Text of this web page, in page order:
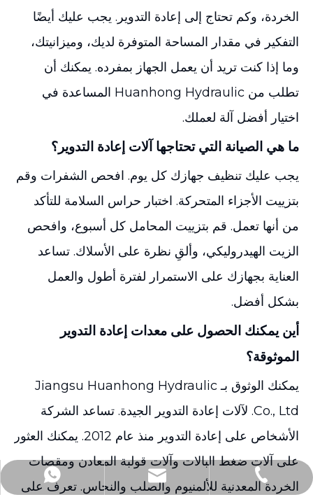
الخردة، وكم تحتاج إلى إعادة التدوير. يجب عليك أيضًا
التفكير في مقدار المساحة المتوفرة لديك، وميزانيتك،
وما إذا كنت تريد أن يعمل الجهاز بمفرده. يمكنك أن
تطلب من Huanhong Hydraulic المساعدة في
اختيار أفضل آلة لعملك.
ما هي الصيانة التي تحتاجها آلات إعادة التدوير؟
يجب عليك تنظيف جهازك كل يوم. افحص الشفرات وقم
بتزييت الأجزاء المتحركة. اختبار حراس السلامة للتأكد
من أنها تعمل. قم بتزييت المحامل كل أسبوع، وافحص
الزيت الهيدروليكي، وألقِ نظرة على الأسلاك. تساعد
العناية بجهازك على الاستمرار لفترة أطول والعمل
بشكل أفضل.
أين يمكنك الحصول على معدات إعادة التدوير
الموثوقة؟
يمكنك الوثوق بـ Jiangsu Huanhong Hydraulic
Co., Ltd. لآلات إعادة التدوير الجيدة. تساعد الشركة
الأشخاص على إعادة التدوير منذ عام 2012. يمكنك العثور
على آلات ضغط البالات وآلات قولبة المعادن ومقصات
الخردة المعدنية للألمنيوم والصلب والنحاس. تعرف على
+86-13771610978
andy@js-hhh.com
+86-13771610978